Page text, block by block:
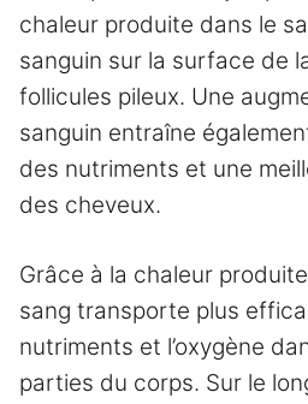
chaleur produite dans le
sanguin sur la surface de
follicules pileux. Une
sanguin entraîne
des nutriments et une
des cheveux.
Grâce à la chaleur
sang transporte plus
nutriments et l’oxygène
parties du corps. Sur le